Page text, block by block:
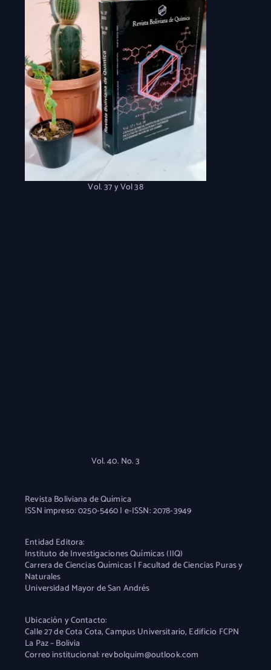
Vol. 37 y Vol 38
Vol. 40. No. 3
Revista Boliviana de Química
ISSN impreso: 0250-5460 | e-ISSN: 2078-3949
Entidad Editora:
Instituto de Investigaciones Químicas (IIQ)
Carrera de Ciencias Químicas | Facultad de Ciencias Puras y
Naturales
Universidad Mayor de San Andrés
Ubicación y Contacto:
Calle 27 de Cota Cota, Campus Universitario, Edificio FCPN
La Paz – Bolivia
Correo institucional: revbolquim@outlook.com